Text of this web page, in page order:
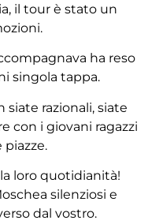
il tour è stato un
ha reso
singola tappa.
razionali, siate
con i giovani ragazzi
loro quotidianità!
silenziosi e
dal vostro.